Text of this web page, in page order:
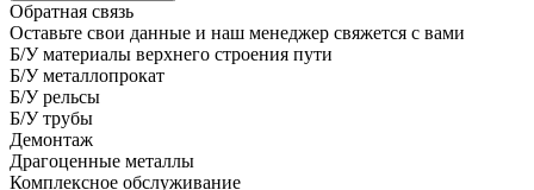
Обратная связь
Оставьте свои данные и наш менеджер свяжется с вами
Б/У материалы верхнего строения пути
Б/У металлопрокат
Б/У рельсы
Б/У трубы
Демонтаж
Драгоценные металлы
Комплексное обслуживание